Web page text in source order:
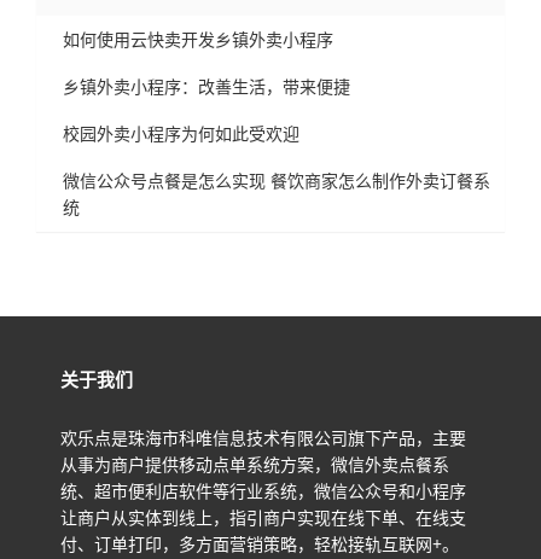
如何使用云快卖开发乡镇外卖小程序
乡镇外卖小程序：改善生活，带来便捷
校园外卖小程序为何如此受欢迎
微信公众号点餐是怎么实现 餐饮商家怎么制作外卖订餐系
统
关于我们
欢乐点是珠海市科唯信息技术有限公司旗下产品，主要
从事为商户提供移动点单系统方案，微信外卖点餐系
统、超市便利店软件等行业系统，微信公众号和小程序
让商户从实体到线上，指引商户实现在线下单、在线支
付、订单打印，多方面营销策略，轻松接轨互联网+。